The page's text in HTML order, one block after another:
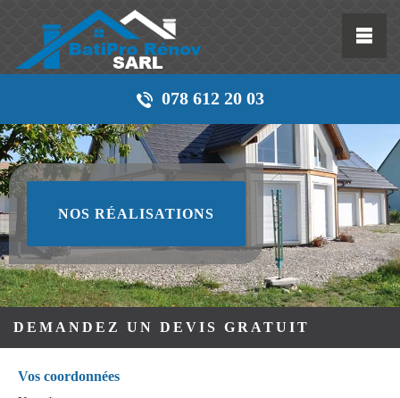
078 612 20 03
NOS RÉALISATIONS
DEMANDEZ UN DEVIS GRATUIT
Vos coordonnées